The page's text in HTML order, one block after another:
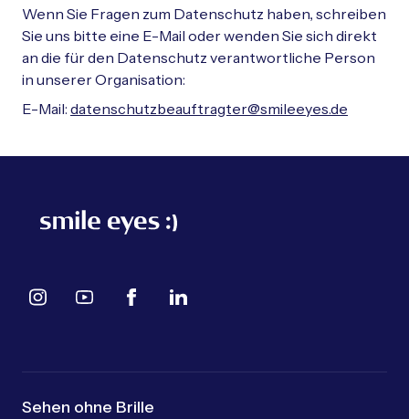
Wenn Sie Fragen zum Datenschutz haben, schreiben
Sie uns bitte eine E-Mail oder wenden Sie sich direkt
an die für den Datenschutz verantwortliche Person
in unserer Organisation:
E-Mail: datenschutzbeauftragter@smileeyes.de
Sehen ohne Brille